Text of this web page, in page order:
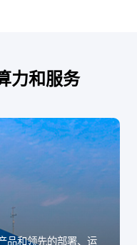
力和服务
品和领先的部署、运